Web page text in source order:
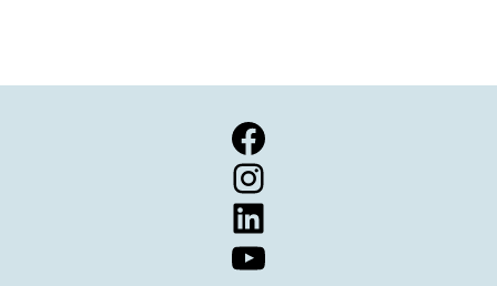
Facebook
Instagram
LinkedIn
YouTube